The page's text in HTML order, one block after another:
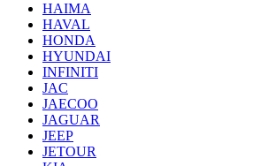
HAIMA
HAVAL
HONDA
HYUNDAI
INFINITI
JAC
JAECOO
JAGUAR
JEEP
JETOUR